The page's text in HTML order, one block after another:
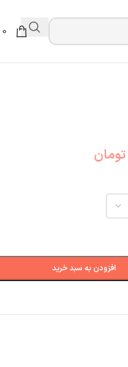
0
تومان
افزودن به سبد خرید